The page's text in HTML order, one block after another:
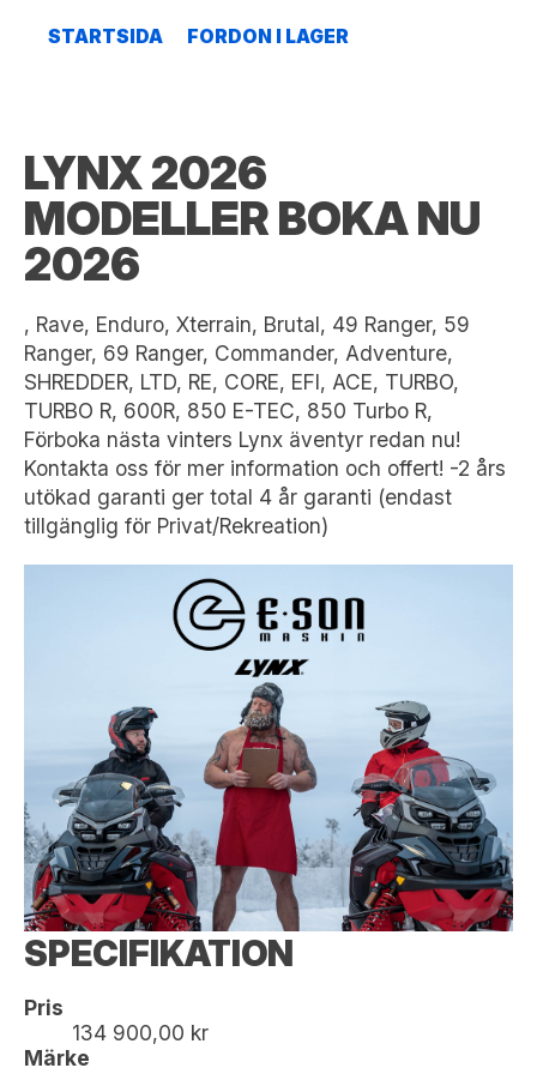
STARTSIDA FORDON I LAGER
LYNX 2026
MODELLER BOKA NU
2026
, Rave, Enduro, Xterrain, Brutal, 49 Ranger, 59
Ranger, 69 Ranger, Commander, Adventure,
SHREDDER, LTD, RE, CORE, EFI, ACE, TURBO,
TURBO R, 600R, 850 E-TEC, 850 Turbo R,
Förboka nästa vinters Lynx äventyr redan nu!
Kontakta oss för mer information och offert! -2 års
utökad garanti ger total 4 år garanti (endast
tillgänglig för Privat/Rekreation)
SPECIFIKATION
Pris
134 900,00 kr
Märke